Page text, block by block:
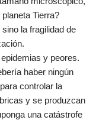
Tierra?
la fragilidad de
y peores.
haber ningún
controlar la
y se produzcan
una catástrofe